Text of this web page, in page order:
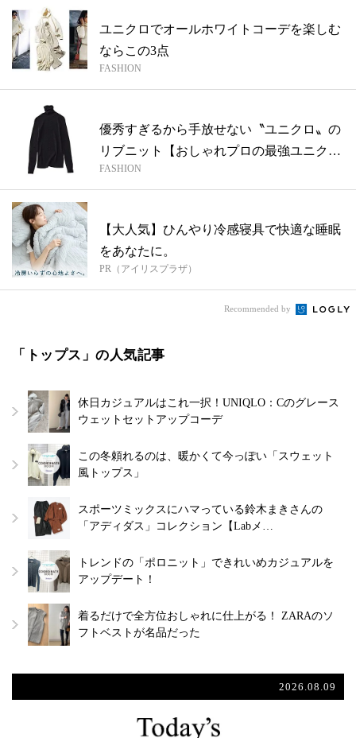
ユニクロでオールホワイトコーデを楽しむ
ならこの3点
FASHION
優秀すぎるから手放せない〝ユニクロ〟の
リブニット【おしゃれプロの最強ユニク
ロ】
FASHION
【大人気】ひんやり冷感寝具で快適な睡眠
をあなたに。
PR（アイリスプラザ）
Recommended by
「トップス」の人気記事
休日カジュアルはこれ一択！UNIQLO：Cのグレース
ウェットセットアップコーデ
この冬頼れるのは、暖かくて今っぽい「スウェット
風トップス」
スポーツミックスにハマっている鈴木まきさんの
「アディダス」コレクション【Labメ…
トレンドの「ポロニット」できれいめカジュアルを
アップデート！
着るだけで全方位おしゃれに仕上がる！ ZARAのソ
フトベストが名品だった
2026.08.09